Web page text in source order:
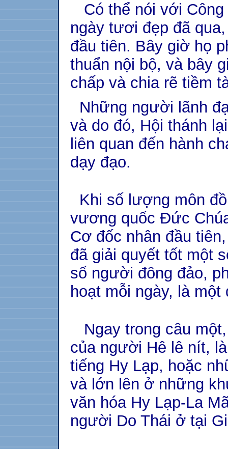
Có thể nói với
ngày tươi đẹp đã
đầu tiên. Bây giờ họ
thuẩn nội bộ, và bây
chấp và chia rẽ tiềm
Những người lãnh
và do đó, Hội thánh
liên quan đến hành
dạy đạo.
Khi số lượng môn
vương quốc Đức
Cơ đốc nhân đầu
đã giải quyết tốt một
số người đông đảo,
hoạt mỗi ngày, là
Ngay trong câu
của người Hê lê nít,
tiếng Hy Lạp, hoặc
và lớn lên ở những
văn hóa Hy Lạp-La
người Do Thái ở tại